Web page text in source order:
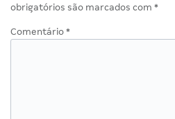
obrigatórios são marcados com *
Comentário *